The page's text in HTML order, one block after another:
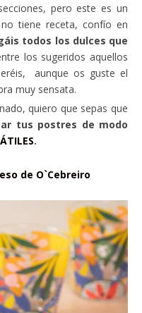
pero este es un
tiene receta, confío en
todos los dulces que
los sugeridos aquellos
aunque os guste el
muy sensata.
quiero que sepas que
tus postres de modo
.
de O`Cebreiro